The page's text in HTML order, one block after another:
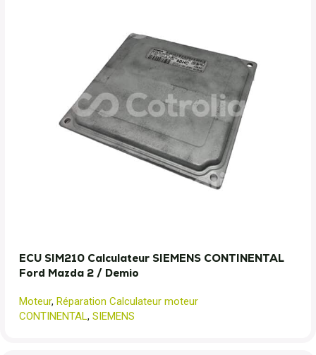
ECU SIM210 Calculateur SIEMENS CONTINENTAL
Ford Mazda 2 / Demio
Moteur, Réparation Calculateur moteur
CONTINENTAL, SIEMENS